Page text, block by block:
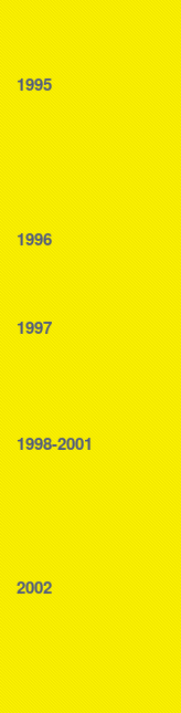
1995
1996
1997
1998-2001
2002